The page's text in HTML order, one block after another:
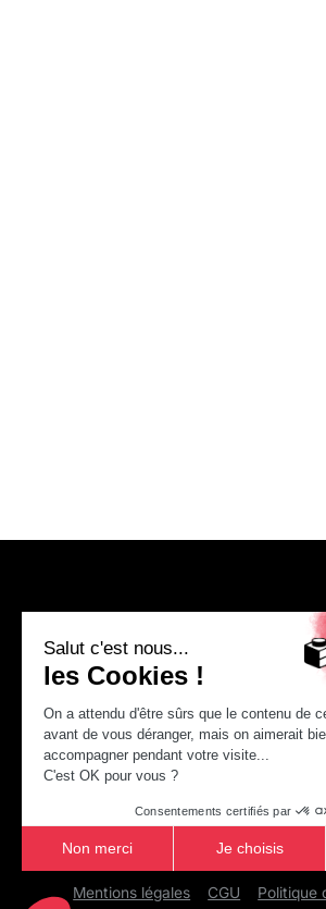
Salut c'est nous...
les Cookies !
On a attendu d'être sûrs que le contenu de
avant de vous déranger, mais on aimerait
accompagner pendant votre visite...
C'est OK pour vous ?
Consentements certifiés par
Non merci Je choisis
Axeptio consent
Plateforme de Gestion du
Mentions légales CGU Politique